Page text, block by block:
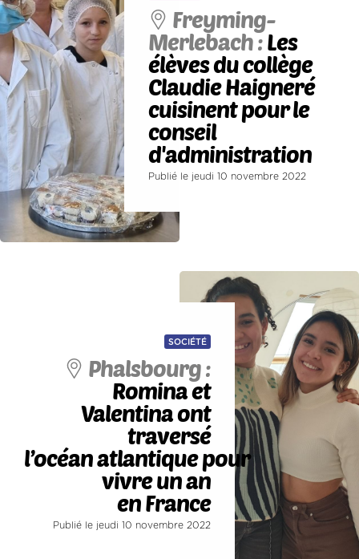
Freyming-
Merlebach :Les
élèves du collège
Claudie Haigneré
cuisinent pour le
conseil
d'administration
Publié le jeudi 10 novembre 2022
SOCIÉTÉ
Phalsbourg :
Romina et
Valentina ont
traversé
l’océan atlantique pour
vivre un an
en France
Publié le jeudi 10 novembre 2022